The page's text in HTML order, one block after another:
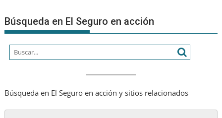
Búsqueda en El Seguro en acción
Búsqueda en El Seguro en acción y sitios relacionados